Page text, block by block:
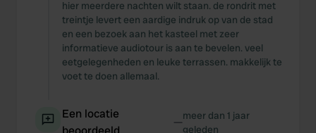
hier meerdere nachten wilt staan. de rondrit met
treintje levert een aardige indruk op van de stad
en een bezoek aan het kasteel met zeer
informatieve audiotour is aan te bevelen. veel
eetgelegenheden en leuke terrassen. makkelijk te
voet te doen allemaal.
Een locatie
—meer dan 1 jaar
geleden